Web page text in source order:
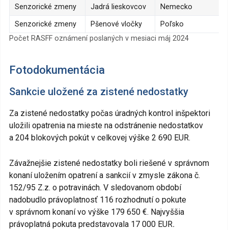
Senzorické zmeny
Jadrá lieskovcov
Nemecko
Senzorické zmeny
Pšenové vločky
Poľsko
Počet RASFF oznámení poslaných v mesiaci máj 2024
Fotodokumentácia
Sankcie uložené za zistené nedostatky
Za zistené nedostatky počas úradných kontrol inšpektori
uložili opatrenia na mieste na odstránenie nedostatkov
a 204 blokových pokút v celkovej výške 2 690 EUR.
Závažnejšie zistené nedostatky boli riešené v správnom
konaní uložením opatrení a sankcií v zmysle zákona č.
152/95 Z.z. o potravinách. V sledovanom období
nadobudlo právoplatnosť 116 rozhodnutí o pokute
v správnom konaní vo výške 179 650 €. Najvyššia
právoplatná pokuta predstavovala 17 000 EUR.